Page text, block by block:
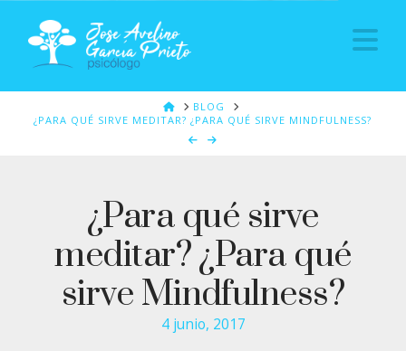
HOMEBLOG
¿PARA QUÉ SIRVE MEDITAR? ¿PARA QUÉ SIRVE MINDFULNESS?
¿Para qué sirve
meditar? ¿Para qué
sirve Mindfulness?
4 junio, 2017